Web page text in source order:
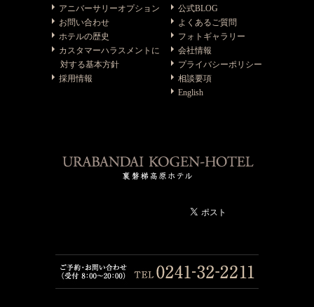
アニバーサリーオプション
お問い合わせ
ホテルの歴史
カスタマーハラスメントに
対する基本方針
採用情報
公式BLOG
よくあるご質問
フォトギャラリー
会社情報
プライバシーポリシー
相談要項
English